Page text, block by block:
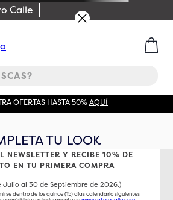
Calle
OFERTAS HASTA 50%AQUÍ
TU LOOK
NEWSLETTER Y RECIBE 10% DE
EN TU PRIMERA COMPRA
Julio al 30 de Septiembre de 2026.)
dentro de los quince (15) días calendario siguientes